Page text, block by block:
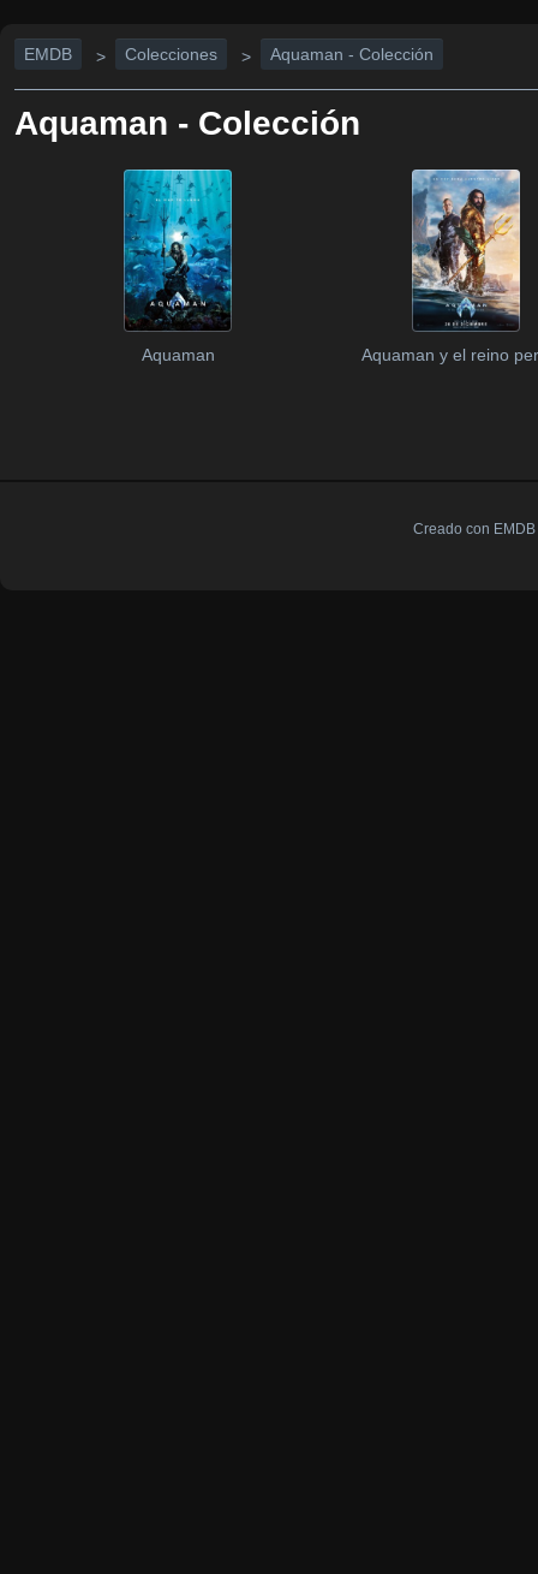
EMDB > Colecciones > Aquaman - Colección
Aquaman - Colección
Aquaman Aquaman y el reino
Creado con